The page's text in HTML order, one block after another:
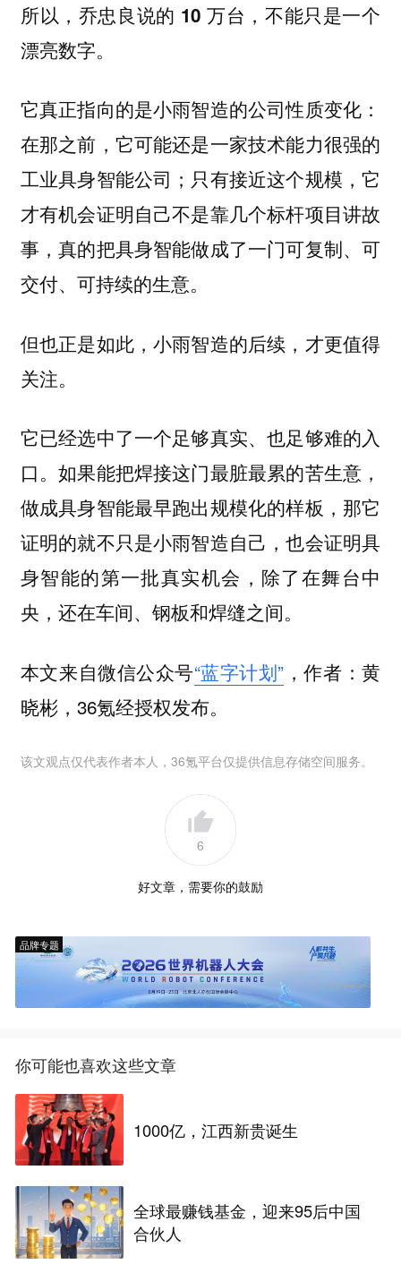
所以，乔忠良说的 10 万台，不能只是一个
漂亮数字。
它真正指向的是小雨智造的公司性质变化：
在那之前，它可能还是一家技术能力很强的
工业具身智能公司；只有接近这个规模，它
才有机会证明自己不是靠几个标杆项目讲故
事，真的把具身智能做成了一门可复制、可
交付、可持续的生意。
但也正是如此，小雨智造的后续，才更值得
关注。
它已经选中了一个足够真实、也足够难的入
口。如果能把焊接这门最脏最累的苦生意，
做成具身智能最早跑出规模化的样板，那它
证明的就不只是小雨智造自己，也会证明具
身智能的第一批真实机会，除了在舞台中
央，还在车间、钢板和焊缝之间。
本文来自微信公众号“蓝字计划” ，作者：黄
晓彬，36氪经授权发布。
该文观点仅代表作者本人，36氪平台仅提供信息存储空间服务。
6
好文章，需要你的鼓励
品牌专题
你可能也喜欢这些文章
1000亿，江西新贵诞生
全球最赚钱基金，迎来95后中国
合伙人